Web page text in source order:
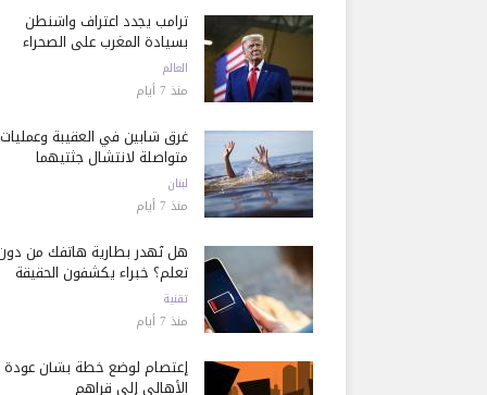
ترامب يجدد اعتراف واشنطن
بسيادة المغرب على الصحراء
العالم
منذ 7 أيام
غرق شابين في العقيبة وعمليات
متواصلة لانتشال جثتيهما
لبنان
منذ 7 أيام
هل تُهدر بطارية هاتفك من
تعلم؟ خبراء يكشفون الحقيقة
تقنية
منذ 7 أيام
إعتصام لوضع خطة بشأن عودة
الأهالي إلى قراهم